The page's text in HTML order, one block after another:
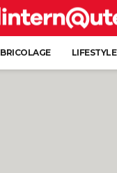
BRICOLAGE LIFESTYLE